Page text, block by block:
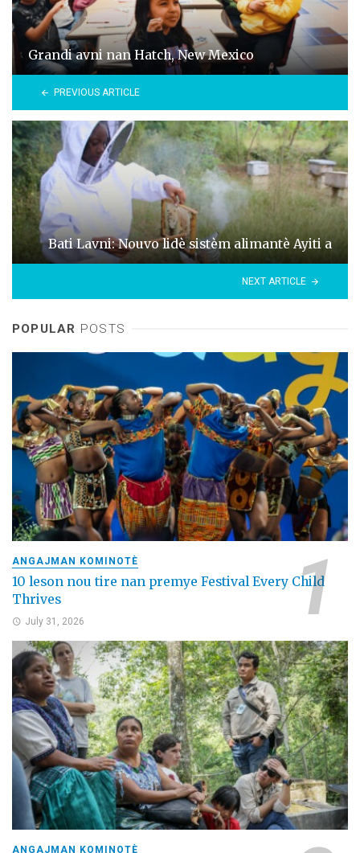
Grandi avni nan Hatch, New Mexico
PREVIOUS ARTICLE
Bati Lavni: Nouvo lidè sistèm alimantè Ayiti a
NEXT ARTICLE
POPULAR POSTS
ANGAJMAN KOMINOTÈ
10 leson nou tire nan premye Festival Every Child
Thrives
July 31, 2026
ANGAJMAN KOMINOTÈ